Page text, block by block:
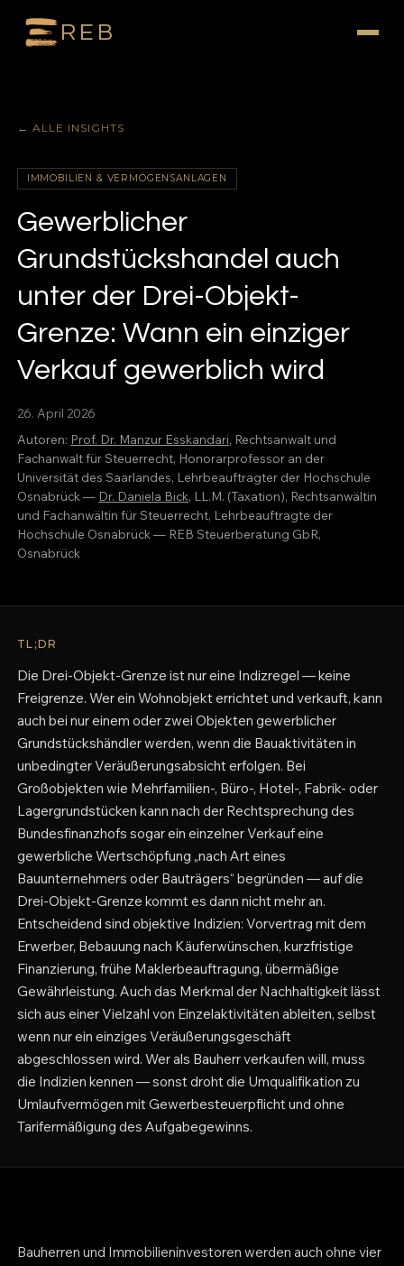
REB
← ALLE INSIGHTS
IMMOBILIEN & VERMÖGENSANLAGEN
Gewerblicher
Grundstückshandel auch
unter der Drei-Objekt-
Grenze: Wann ein einziger
Verkauf gewerblich wird
26. April 2026
Autoren: Prof. Dr. Manzur Esskandari, Rechtsanwalt und
Fachanwalt für Steuerrecht, Honorarprofessor an der
Universität des Saarlandes, Lehrbeauftragter der Hochschule
Osnabrück — Dr. Daniela Bick, LL.M. (Taxation), Rechtsanwältin
und Fachanwältin für Steuerrecht, Lehrbeauftragte der
Hochschule Osnabrück — REB Steuerberatung GbR,
Osnabrück
TL;DR
Die Drei-Objekt-Grenze ist nur eine Indizregel — keine
Freigrenze. Wer ein Wohnobjekt errichtet und verkauft, kann
auch bei nur einem oder zwei Objekten gewerblicher
Grundstückshändler werden, wenn die Bauaktivitäten in
unbedingter Veräußerungsabsicht erfolgen. Bei
Großobjekten wie Mehrfamilien-, Büro-, Hotel-, Fabrik- oder
Lagergrundstücken kann nach der Rechtsprechung des
Bundesfinanzhofs sogar ein einzelner Verkauf eine
gewerbliche Wertschöpfung „nach Art eines
Bauunternehmers oder Bauträgers“ begründen — auf die
Drei-Objekt-Grenze kommt es dann nicht mehr an.
Entscheidend sind objektive Indizien: Vorvertrag mit dem
Erwerber, Bebauung nach Käuferwünschen, kurzfristige
Finanzierung, frühe Maklerbeauftragung, übermäßige
Gewährleistung. Auch das Merkmal der Nachhaltigkeit lässt
sich aus einer Vielzahl von Einzelaktivitäten ableiten, selbst
wenn nur ein einziges Veräußerungsgeschäft
abgeschlossen wird. Wer als Bauherr verkaufen will, muss
die Indizien kennen — sonst droht die Umqualifikation zu
Umlaufvermögen mit Gewerbesteuerpflicht und ohne
Tarifermäßigung des Aufgabegewinns.
Bauherren und Immobilieninvestoren werden auch ohne vier